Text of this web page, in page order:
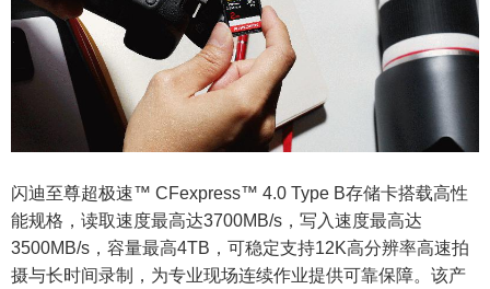
闪迪至尊超极速™ CFexpress™ 4.0 Type B存储卡搭载高性
能规格，读取速度最高达3700MB/s，写入速度最高达
3500MB/s，容量最高4TB，可稳定支持12K高分辨率高速拍
摄与长时间录制，为专业现场连续作业提供可靠保障。该产